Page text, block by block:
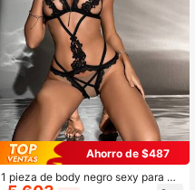
Ahorro de $487
1 pieza de body negro sexy para mu